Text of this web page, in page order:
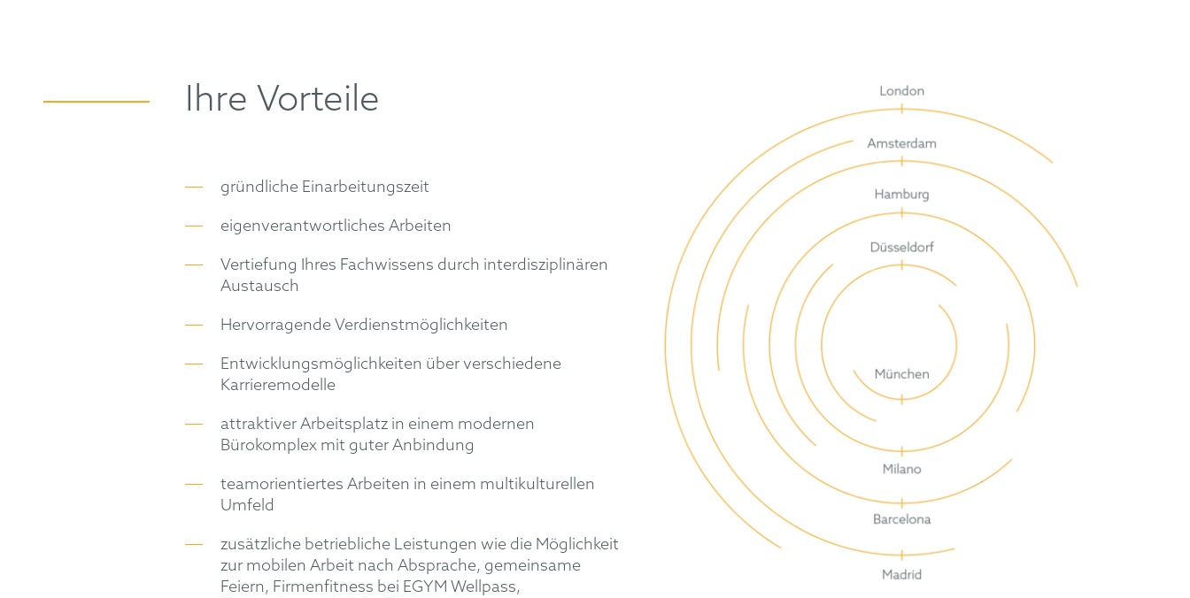
Ihre Vorteile
gründliche Einarbeitungszeit
eigenverantwortliches Arbeiten
Vertiefung Ihres Fachwissens durch interdisziplinären
Austausch
Hervorragende Verdienstmöglichkeiten
Entwicklungsmöglichkeiten über verschiedene
Karrieremodelle
attraktiver Arbeitsplatz in einem modernen
Bürokomplex mit guter Anbindung
teamorientiertes Arbeiten in einem multikulturellen
Umfeld
zusätzliche betriebliche Leistungen wie die Möglichkeit
zur mobilen Arbeit nach Absprache, gemeinsame
Feiern, Firmenfitness bei EGYM Wellpass,